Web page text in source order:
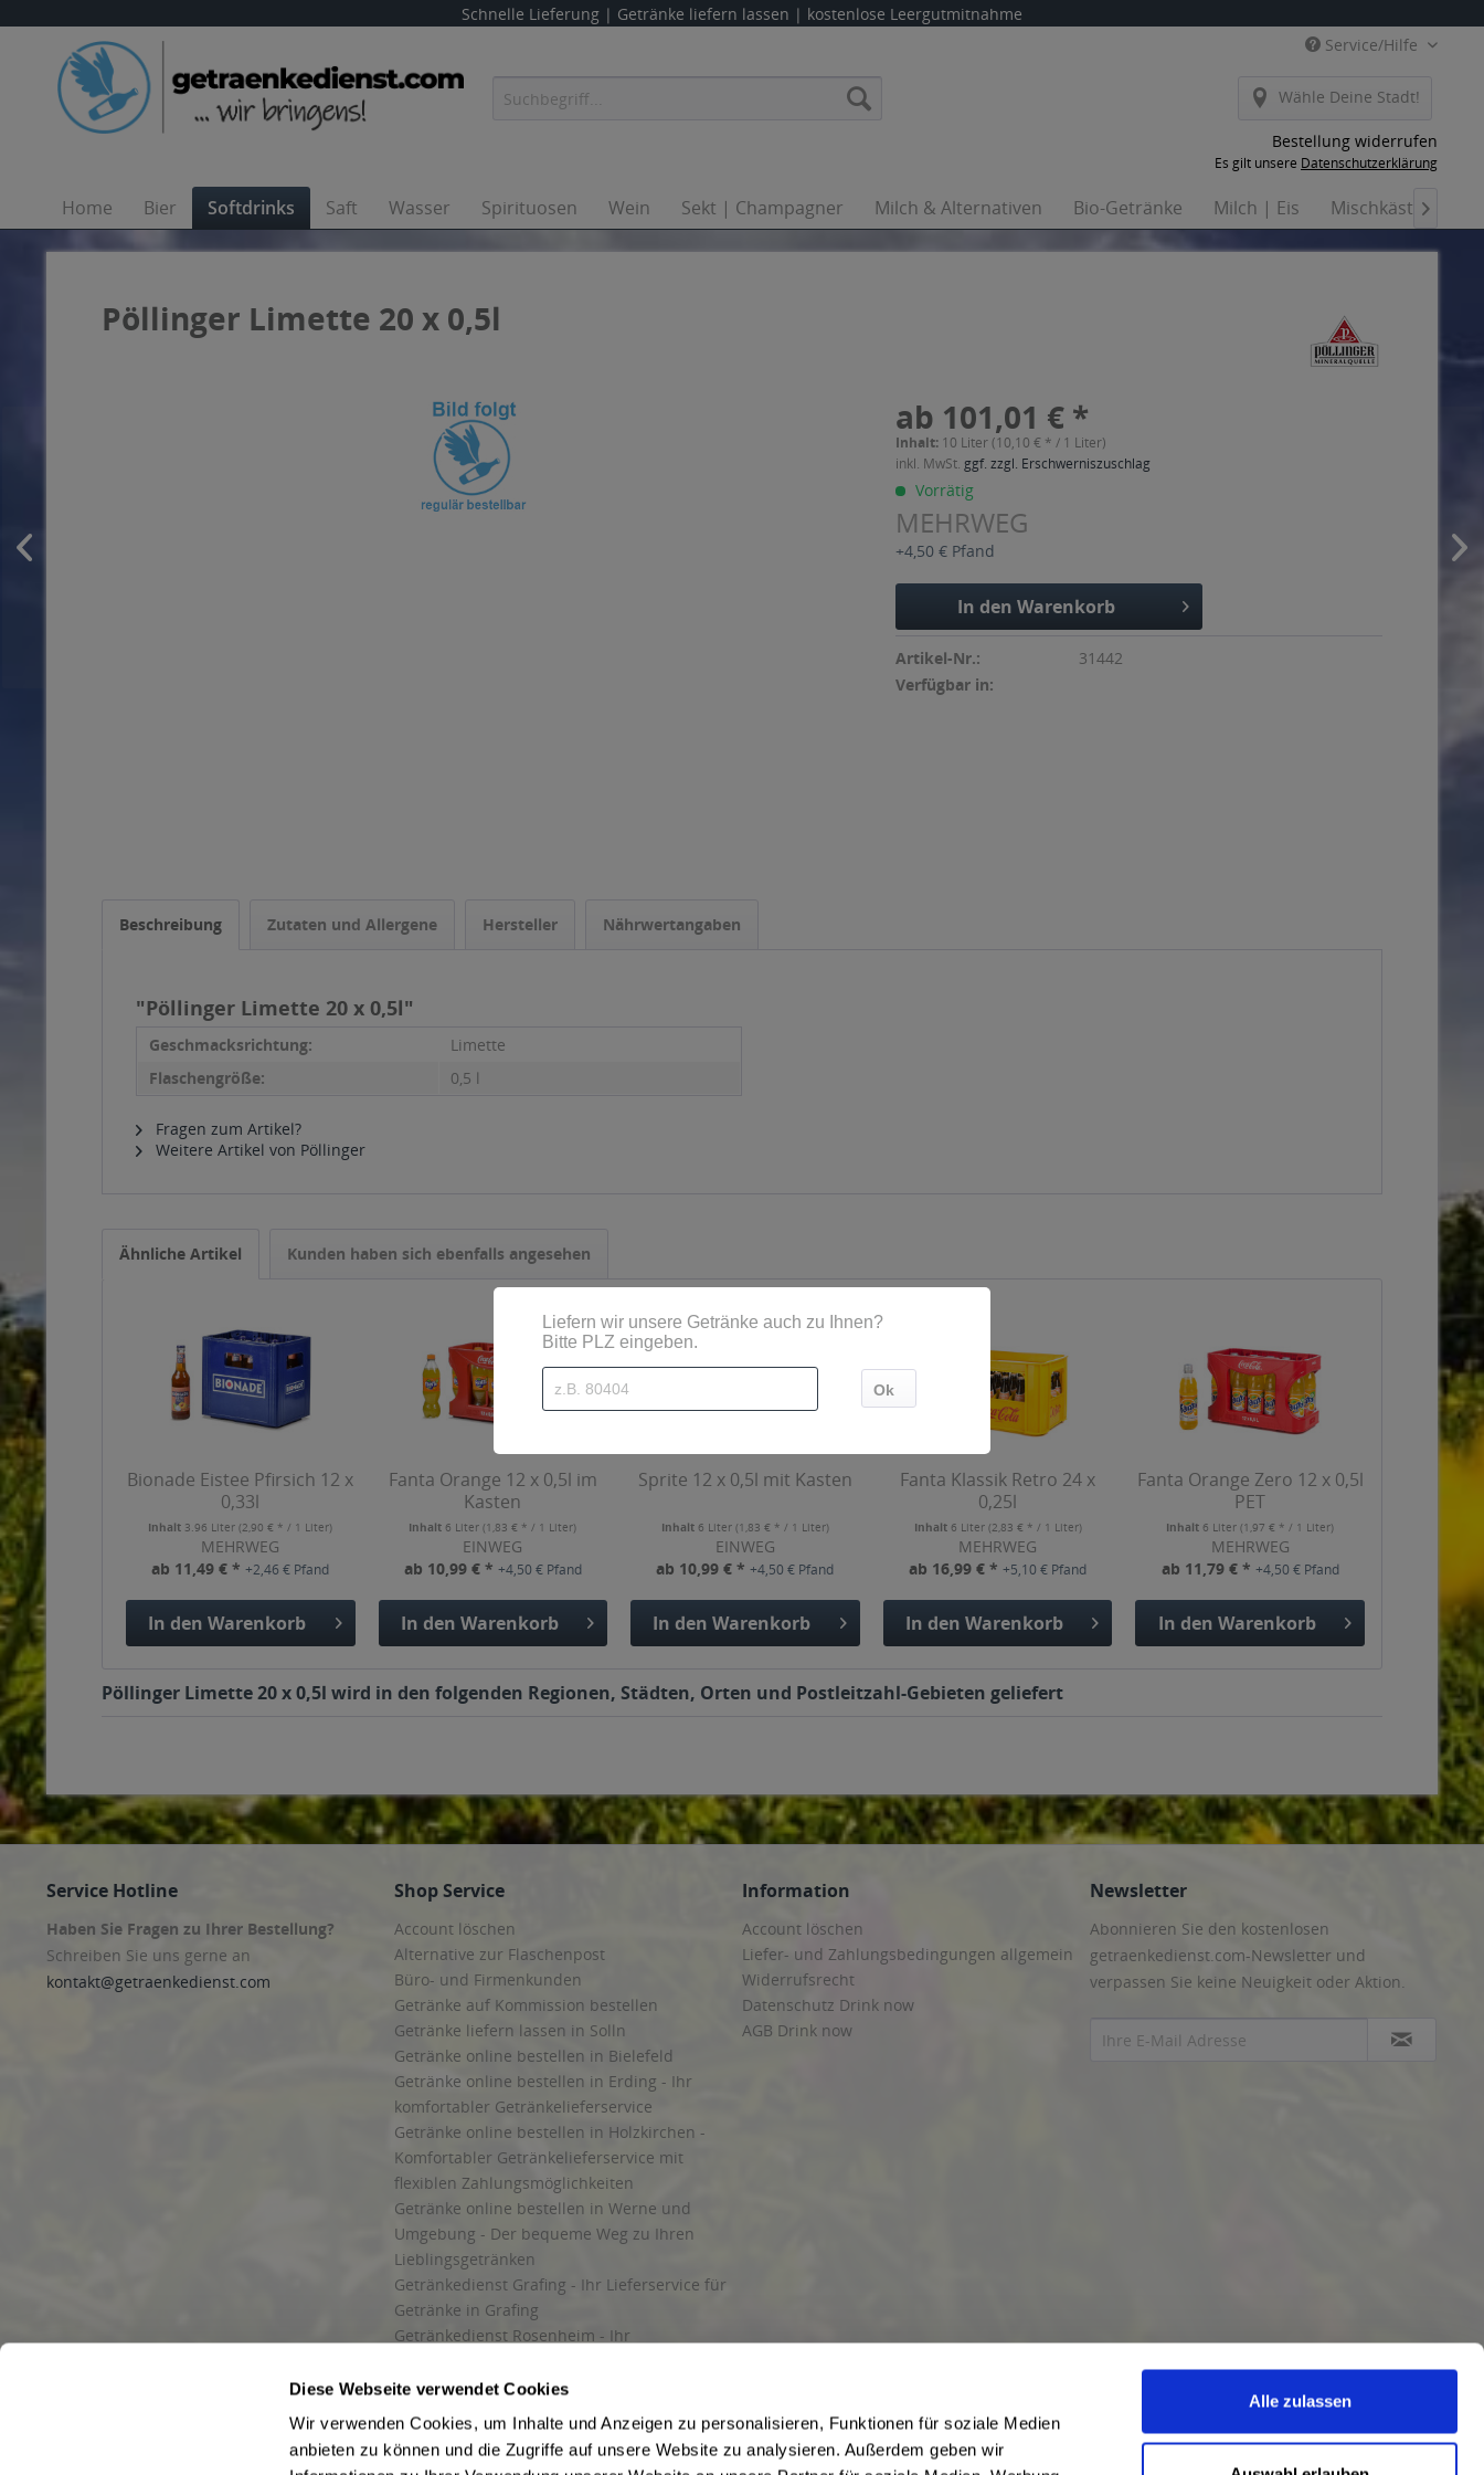
Diese Webseite verwendet Cookies
Wir verwenden Cookies, um Inhalte und Anzeigen zu personalisieren, Funktionen für soziale Medien
anbieten zu können und die Zugriffe auf unsere Website zu analysieren. Außerdem geben wir
Alle zulassen
Schnelle Lieferung | Getränke liefern lassen | kostenlose Leergutmitnahme
Service/Hilfe
Wähle Deine Stadt!
Bestellung widerrufen
Es gilt unsere Datenschutzerklärung
Home Bier Softdrinks Saft Wasser Spirituosen Wein Sekt | Champagner Milch & Alternativen Bio-Getränke Milch | Eis Mischkästen

Pöllinger Limette 20 x 0,5l
ab 101,01 € *
Inhalt: 10 Liter (10,10 € * / 1 Liter)
inkl. MwSt. ggf. zzgl. Erschwerniszuschlag
Vorrätig
MEHRWEG
+4,50 € Pfand
In den Warenkorb
Artikel-Nr.:
31442
Verfügbar in:
Beschreibung Zutaten und Allergene Hersteller Nährwertangaben
"Pöllinger Limette 20 x 0,5l"
Geschmacksrichtung:
Limette
Flaschengröße:
0,5 l
Fragen zum Artikel?
Weitere Artikel von Pöllinger
Ähnliche Artikel Kunden haben sich ebenfalls angesehen
Bionade Eistee Pfirsich 12 x
0,33l
Inhalt 3.96 Liter(2,90 € * / 1 Liter)
MEHRWEG
ab 11,49 € *+2,46 € Pfand
In den Warenkorb
Fanta Orange 12 x 0,5l im
Kasten
Inhalt 6 Liter(1,83 € * / 1 Liter)
EINWEG
ab 10,99 € * +4,50 € Pfand
In den Warenkorb
Sprite 12 x 0,5l mit Kasten
Inhalt 6 Liter (1,83 € * / 1 Liter)
EINWEG
ab 10,99 € *+4,50 € Pfand
In den Warenkorb
Fanta Klassik Retro 24 x
0,25l
Inhalt 6 Liter (2,83 € * / 1 Liter)
MEHRWEG
ab 16,99 € *+5,10 € Pfand
In den Warenkorb
Fanta Orange Zero 12 x 0,5l
PET
Inhalt 6 Liter(1,97 € * / 1 Liter)
MEHRWEG
ab 11,79 € * +4,50 € Pfand
In den Warenkorb
Pöllinger Limette 20 x 0,5l wird in den folgenden Regionen, Städten, Orten und Postleitzahl-Gebieten geliefert
Service Hotline
Haben Sie Fragen zu Ihrer Bestellung?
Schreiben Sie uns gerne an
kontakt@getraenkedienst.com
Shop Service
Account löschen
Alternative zur Flaschenpost
Büro- und Firmenkunden
Getränke auf Kommission bestellen
Getränke liefern lassen in Solln
Getränke online bestellen in Bielefeld
Getränke online bestellen in Erding - Ihr
komfortabler Getränkelieferservice
Getränke online bestellen in Holzkirchen -
Komfortabler Getränkelieferservice mit
flexiblen Zahlungsmöglichkeiten
Getränke online bestellen in Werne und
Umgebung - Der bequeme Weg zu Ihren
Lieblingsgetränken
Getränkedienst Grafing - Ihr Lieferservice für
Getränke in Grafing
Getränkedienst Rosenheim - Ihr
und Umgebung
Liefergebiet
Lieferservice für Getränke
Information
Account löschen
Liefer- und Zahlungsbedingungen allgemein
Widerrufsrecht
Datenschutz Drink now
AGB Drink now
Newsletter
Abonnieren Sie den kostenlosen
getraenkedienst.com-Newsletter und
verpassen Sie keine Neuigkeit oder Aktion.